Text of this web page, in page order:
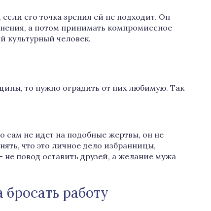
его точка зрения ей не подходит. Он
а потом принимать компромиссное
культурный человек.
то нужно оградить от них любимую. Так
сам не идет на подобные жертвы, он не
что это личное дело избранницы,
повод оставить друзей, а желание мужа
работу